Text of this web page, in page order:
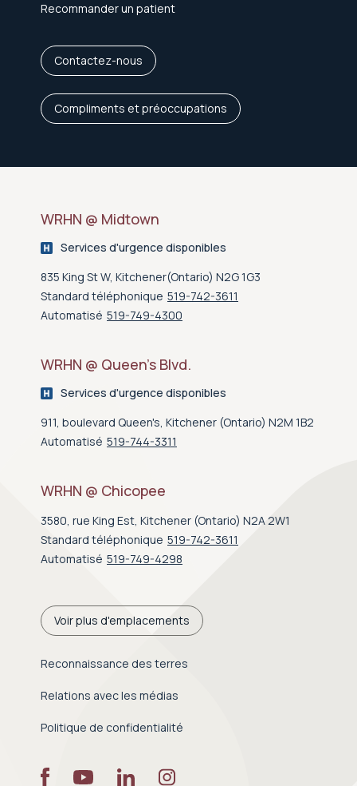
Recommander un patient
Contactez-nous
Compliments et préoccupations
WRHN @ Midtown
Services d'urgence disponibles
835 King St W, Kitchener(Ontario) N2G 1G3
Standard téléphonique 519-742-3611
Automatisé 519-749-4300
WRHN @ Queen’s Blvd.
Services d'urgence disponibles
911, boulevard Queen's, Kitchener (Ontario) N2M 1B2
Automatisé 519-744-3311
WRHN @ Chicopee
3580, rue King Est, Kitchener (Ontario) N2A 2W1
Standard téléphonique 519-742-3611
Automatisé 519-749-4298
Voir plus d'emplacements
Reconnaissance des terres
Relations avec les médias
Politique de confidentialité